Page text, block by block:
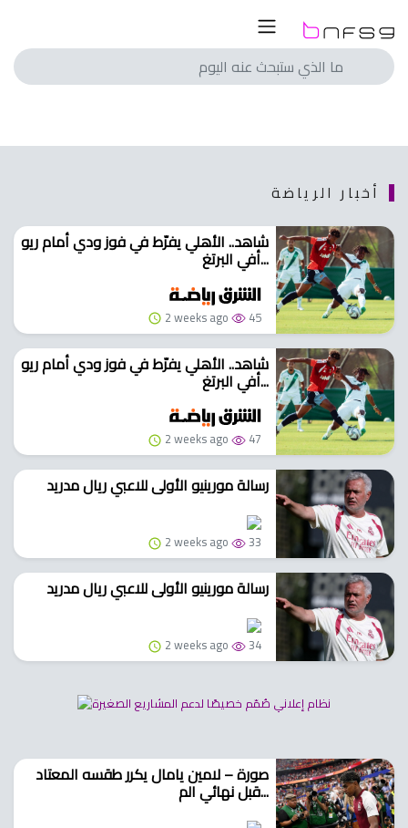
أخبار الرياضة
شاهد.. الأهلي يفرّط في فوز ودي أمام ريو
أفي البرتغ...
2 weeks ago 45
شاهد.. الأهلي يفرّط في فوز ودي أمام ريو
أفي البرتغ...
2 weeks ago 47
رسالة مورينيو الأولى للاعبي ريال مدريد
2 weeks ago 33
رسالة مورينيو الأولى للاعبي ريال مدريد
2 weeks ago 34
صورة – لامين يامال يكرر طقسه المعتاد
قبل نهائي الم...